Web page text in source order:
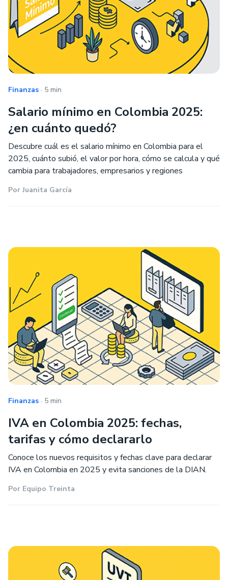
Finanzas . 5 min
Salario mínimo en Colombia 2025:
¿en cuánto quedó?
Descubre cuál es el salario mínimo en Colombia para el
2025, cuánto subió, el valor por hora, cómo se calcula y qué
cambia para trabajadores, empresarios y regiones
Por Juanita García
Finanzas . 5 min
IVA en Colombia 2025: fechas,
tarifas y cómo declararlo
Conoce los nuevos requisitos y fechas clave para declarar
IVA en Colombia en 2025 y evita sanciones de la DIAN.
Por Equipo Treinta